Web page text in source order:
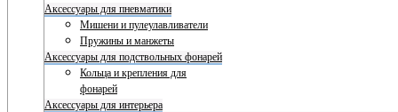
Аксессуары для пневматики
Мишени и пулеулавливатели
Пружины и манжеты
Аксессуары для подствольных фонарей
Кольца и крепления для
фонарей
Аксессуары для интерьера